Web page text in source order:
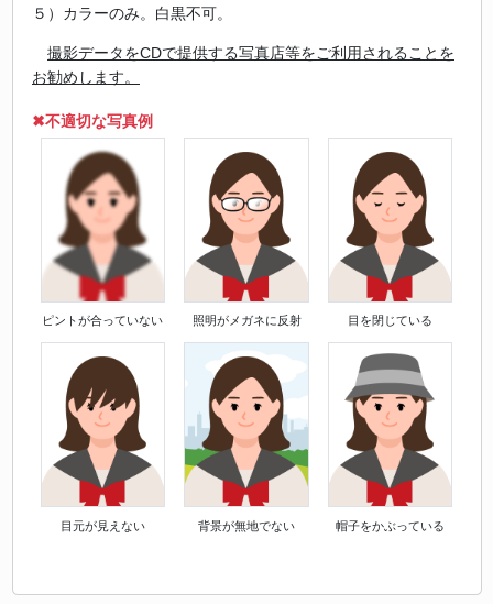
５）カラーのみ。白黒不可。
撮影データをCDで提供する写真店等をご利用されることを
お勧めします。
✖不適切な写真例
ピントが合っていない 照明がメガネに反射 目を閉じている
目元が見えない 背景が無地でない 帽子をかぶっている